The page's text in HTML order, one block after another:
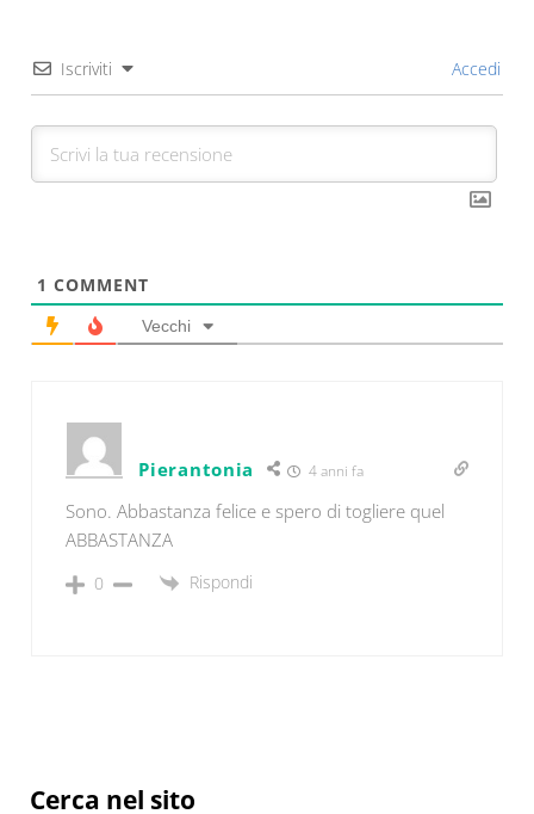
Iscriviti Accedi
1 COMMENT
Vecchi
Pierantonia 4 anni fa
Sono. Abbastanza felice e spero di togliere quel
ABBASTANZA
0 Rispondi
Sidebar
Cerca nel sito